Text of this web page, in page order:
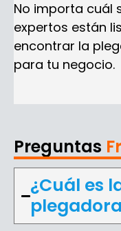
No importa cuál
expertos están
encontrar la
para tu negocio.
Preguntas
¿Cuál es